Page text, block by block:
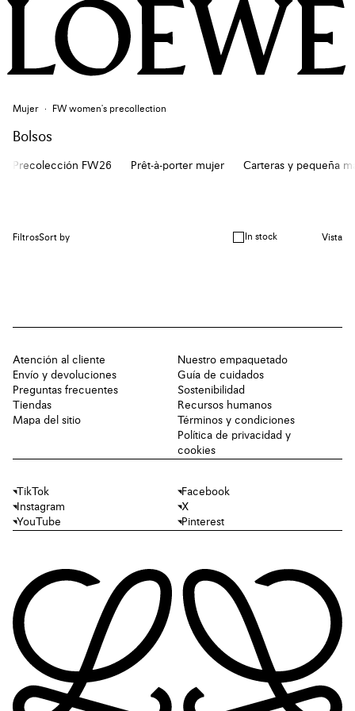
Mujer FW women's precollection
Bolsos
Precolección FW26 Prêt-à-porter mujer Carteras y pequeña
FiltrosSort by In stock Vista
Atención al cliente
Envío y devoluciones
Preguntas frecuentes
Tiendas
Mapa del sitio
Nuestro empaquetado
Guía de cuidados
Sostenibilidad
Recursos humanos
Términos y condiciones
Política de privacidad y
cookies
TikTok
Facebook
Instagram
X
YouTube
Pinterest